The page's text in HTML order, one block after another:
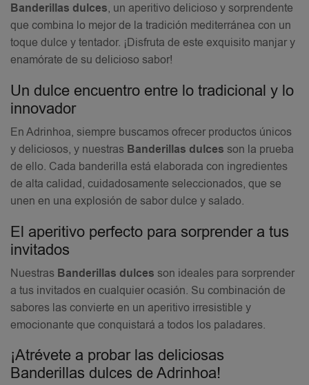
Banderillas dulces, un aperitivo delicioso y sorprendente
que combina lo mejor de la tradición mediterránea con un
toque dulce y tentador. ¡Disfruta de este exquisito manjar y
enamórate de su delicioso sabor!
Un dulce encuentro entre lo tradicional y lo
innovador
En Adrinhoa, siempre buscamos ofrecer productos únicos
y deliciosos, y nuestras Banderillas dulces son la prueba
de ello. Cada banderilla está elaborada con ingredientes
de alta calidad, cuidadosamente seleccionados, que se
unen en una explosión de sabor dulce y salado.
El aperitivo perfecto para sorprender a tus
invitados
Nuestras Banderillas dulces son ideales para sorprender
a tus invitados en cualquier ocasión. Su combinación de
sabores las convierte en un aperitivo irresistible y
emocionante que conquistará a todos los paladares.
¡Atrévete a probar las deliciosas
Banderillas dulces de Adrinhoa!